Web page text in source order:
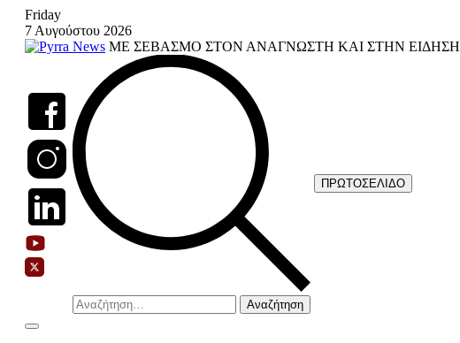
Skip
content
Friday
7 Αυγούστου 2026
ΜΕ ΣΕΒΑΣΜΟ ΣΤΟΝ ΑΝΑΓΝΩΣΤΗ ΚΑΙ ΣΤΗΝ ΕΙΔΗΣΗ
Αναζήτηση
για:
ΠΡΩΤΟΣΕΛΙΔΟ